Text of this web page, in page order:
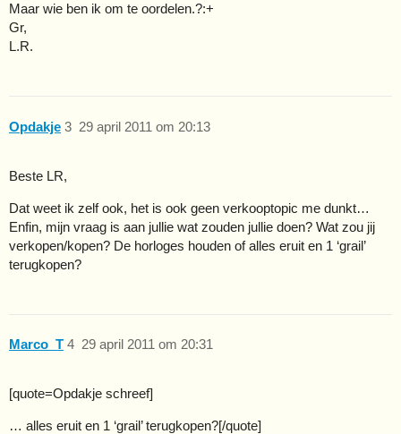
Maar wie ben ik om te oordelen.?:+
Gr,
L.R.
Opdakje 29 april 2011 om 20:13
3
Beste LR,
Dat weet ik zelf ook, het is ook geen verkooptopic me dunkt…
Enfin, mijn vraag is aan jullie wat zouden jullie doen? Wat zou jij
verkopen/kopen? De horloges houden of alles eruit en 1 ‘grail’
terugkopen?
Marco_T 29 april 2011 om 20:31
4
[quote=Opdakje schreef]
… alles eruit en 1 ‘grail’ terugkopen?[/quote]